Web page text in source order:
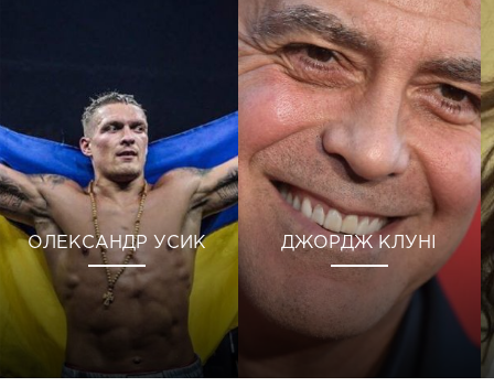
ОЛЕКСАНДР УСИК ДЖОРДЖ КЛУНІ